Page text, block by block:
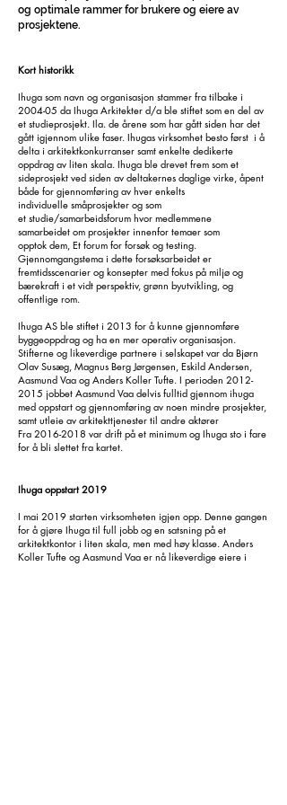
og optimale rammer for brukere og eiere av
prosjektene.
Kort historikk
Ihuga som navn og organisasjon stammer fra tilbake i
2004-05 da Ihuga Arkitekter d/a ble stiftet som en del av
et studieprosjekt. Ila. de årene som har gått siden har det
gått igjennom ulike faser. Ihugas virksomhet besto først i å
delta i arkitektkonkurranser samt enkelte dedikerte
oppdrag av liten skala. Ihuga ble drevet frem som et
sideprosjekt ved siden av deltakernes daglige virke, åpent
både for gjennomføring av hver enkelts
individuelle småprosjekter og som
et studie/samarbeidsforum hvor medlemmene
samarbeidet om prosjekter innenfor temaer som
opptok dem, Et forum for forsøk og testing.
Gjennomgangstema i dette forsøksarbeidet er
fremtidsscenarier og konsepter med fokus på miljø og
bærekraft i et vidt perspektiv, grønn byutvikling, og
offentlige rom.
Ihuga AS ble stiftet i 2013 for å kunne gjennomføre
byggeoppdrag og ha en mer operativ organisasjon.
Stifterne og likeverdige partnere i selskapet var da Bjørn
Olav Susæg, Magnus Berg Jørgensen, Eskild Andersen,
Aasmund Vaa og Anders Koller Tufte. I perioden 2012-
2015 jobbet Aasmund Vaa delvis fulltid gjennom ihuga
med oppstart og gjennomføring av noen mindre prosjekter,
samt utleie av arkitekttjenester til andre aktører
Fra 2016-2018 var drift på et minimum og Ihuga sto i fare
for å bli slettet fra kartet.
Ihuga oppstart 2019
I mai 2019 starten virksomheten igjen opp. Denne gangen
for å gjøre Ihuga til full jobb og en satsning på et
arkitektkontor i liten skala, men med høy klasse. Anders
Koller Tufte og Aasmund Vaa er nå likeverdige eiere i